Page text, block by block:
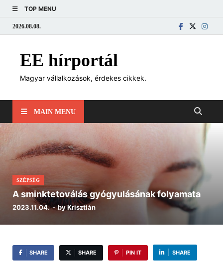
TOP MENU
2026.08.08.
EE hírportál
Magyar vállalkozások, érdekes cikkek.
MAIN MENU
SZÉPSÉG
A sminktetoválás gyógyulásának folyamata
2023.11.04.-byKrisztián
SHARE SHARE PIN IT SHARE